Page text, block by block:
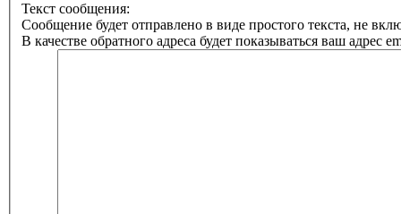
Текст сообщения:
Сообщение будет отправлено в виде простого текста, не
В качестве обратного адреса будет показываться ваш адрес